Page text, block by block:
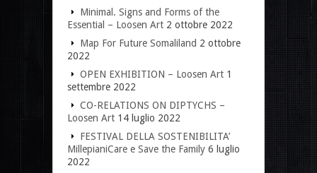
Minimal. Signs and Forms of the
Essential – Loosen Art 2 ottobre 2022
Map For Future Somaliland 2 ottobre
2022
OPEN EXHIBITION – Loosen Art 1
settembre 2022
CO-RELATIONS ON DIPTYCHS –
Loosen Art 14 luglio 2022
FESTIVAL DELLA SOSTENIBILITA’
MillepianiCare e Save the Family 6 luglio
2022